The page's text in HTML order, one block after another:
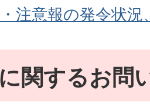
注意報の発令状
関するお問